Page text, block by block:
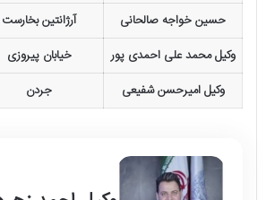
حسین خواجه صالحانی
آرژانتین بخارست
وکیل محمد علی احمدی پور
خیابان پیروزی
وکیل امیرحسن شفیعی
جردن